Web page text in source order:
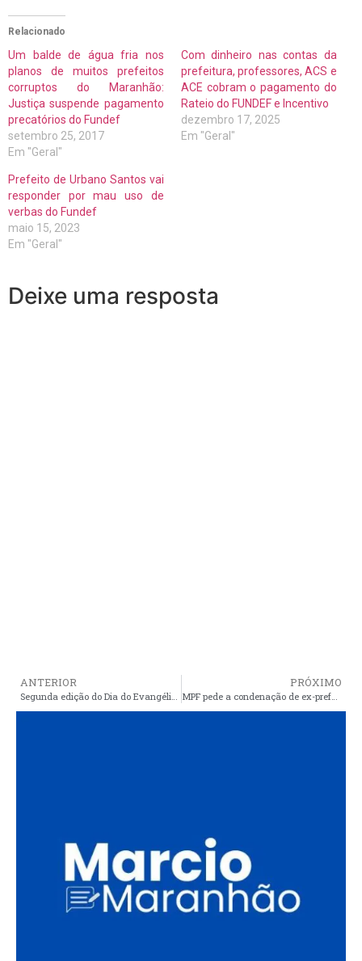
Relacionado
Um balde de água fria nos
planos de muitos prefeitos
corruptos do Maranhão:
Justiça suspende pagamento
precatórios do Fundef
setembro 25, 2017
Em "Geral"
Com dinheiro nas contas da
prefeitura, professores, ACS e
ACE cobram o pagamento do
Rateio do FUNDEF e Incentivo
dezembro 17, 2025
Em "Geral"
Prefeito de Urbano Santos vai
responder por mau uso de
verbas do Fundef
maio 15, 2023
Em "Geral"
Deixe uma resposta
ANTERIOR PRÓXIMO
MPF pede a condenação de ex-prefeito do MA por prejuízos de mais de R$ 260 mil aos cofres públicos